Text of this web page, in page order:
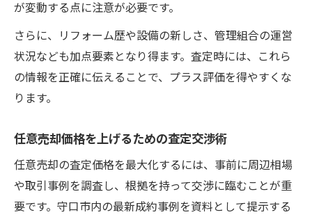
が変動する点に注意が必要です。
さらに、リフォーム歴や設備の新しさ、管理組合の運営
状況なども加点要素となり得ます。査定時には、これら
の情報を正確に伝えることで、プラス評価を得やすくな
ります。
任意売却価格を上げるための査定交渉術
任意売却の査定価格を最大化するには、事前に周辺相場
や取引事例を調査し、根拠を持って交渉に臨むことが重
要です。守口市内の最新成約事例を資料として提示する